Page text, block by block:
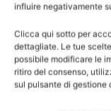
influire negativamente
Clicca qui sotto per
dettagliate. Le tue
possibile modificare le
ritiro del consenso,
sul pulsante di gestione